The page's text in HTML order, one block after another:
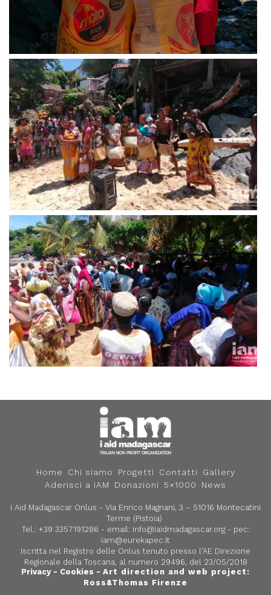
Home Chi siamo Progetti Contatti
Gallery
Aderisci a IAM
Donazioni 5×1000 News
I Aid Madagascar Onlus - Via Enrico Magnani, 3 – 51016 Montecatini
Terme (Pistoia)
Tel.: +39 3357191286 - email: info@iaidmadagascar.org- pec:
iam@eurekapec.it
Iscritta nel Registro delle Onlus tenuto presso l'AE Direzione
Regionale della Toscana, al numero 29496, del 23/05/2018
Privacy- Cookies - Art direction and web project:
Ross&Thomas Firenze